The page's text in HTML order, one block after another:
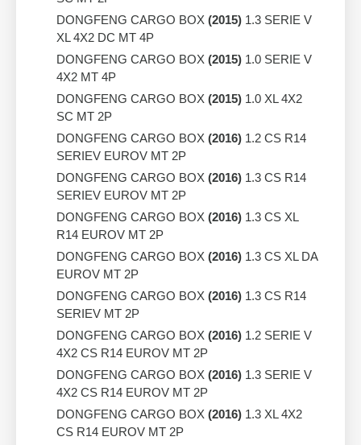
DONGFENG CARGO BOX (2015) 1.3 SERIE V
XL 4X2 DC MT 4P
DONGFENG CARGO BOX (2015) 1.0 SERIE V
4X2 MT 4P
DONGFENG CARGO BOX (2015) 1.0 XL 4X2
SC MT 2P
DONGFENG CARGO BOX (2016) 1.2 CS R14
SERIEV EUROV MT 2P
DONGFENG CARGO BOX (2016) 1.3 CS R14
SERIEV EUROV MT 2P
DONGFENG CARGO BOX (2016) 1.3 CS XL
R14 EUROV MT 2P
DONGFENG CARGO BOX (2016) 1.3 CS XL DA
EUROV MT 2P
DONGFENG CARGO BOX (2016) 1.3 CS R14
SERIEV MT 2P
DONGFENG CARGO BOX (2016) 1.2 SERIE V
4X2 CS R14 EUROV MT 2P
DONGFENG CARGO BOX (2016) 1.3 SERIE V
4X2 CS R14 EUROV MT 2P
DONGFENG CARGO BOX (2016) 1.3 XL 4X2
CS R14 EUROV MT 2P